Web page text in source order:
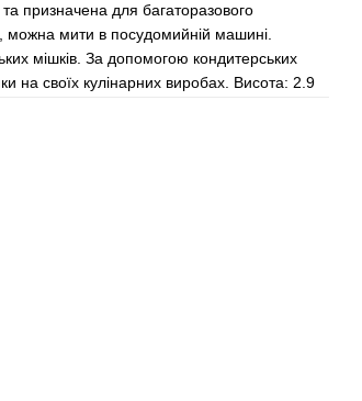
та призначена для багаторазового
можна мити в посудомийній машині.
мішків. За допомогою кондитерських
на своїх кулінарних виробах. Висота: 2.9